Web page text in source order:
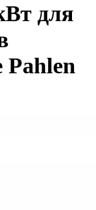
для
Pahlen